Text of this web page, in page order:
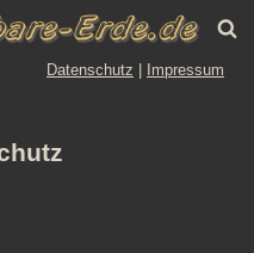
Datenschutz Impressum